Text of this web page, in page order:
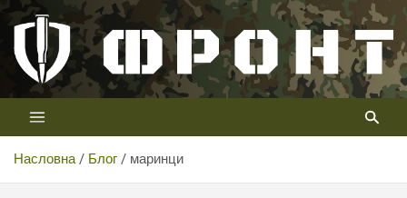
Скип
цонтент
Телевизија ФРОНТ
Први војни канал у Србији
Насловна Блог маринци